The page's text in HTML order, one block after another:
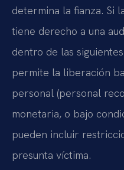
determina la fianza. Si
tiene derecho a una
dentro de las
permite la liberación
personal (personal
monetaria, o bajo
pueden incluir
presunta víctima.